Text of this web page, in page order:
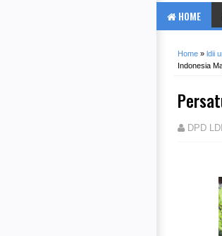
HOME
Home » ldii
Indonesia
DPD